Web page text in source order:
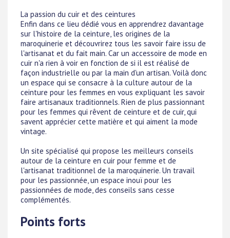
La passion du cuir et des ceintures
Enfin dans ce lieu dédié vous en apprendrez davantage
sur l'histoire de la ceinture, les origines de la
maroquinerie et découvrirez tous les savoir faire issu de
l'artisanat et du fait main. Car un accessoire de mode en
cuir n'a rien à voir en fonction de si il est réalisé de
façon industrielle ou par la main d'un artisan. Voilà donc
un espace qui se consacre à la culture autour de la
ceinture pour les femmes en vous expliquant les savoir
faire artisanaux traditionnels. Rien de plus passionnant
pour les femmes qui rêvent de ceinture et de cuir, qui
savent apprécier cette matière et qui aiment la mode
vintage.
Un site spécialisé qui propose les meilleurs conseils
autour de la ceinture en cuir pour femme et de
l'artisanat traditionnel de la maroquinerie. Un travail
pour les passionnée, un espace inouï pour les
passionnées de mode, des conseils sans cesse
complémentés.
Points forts